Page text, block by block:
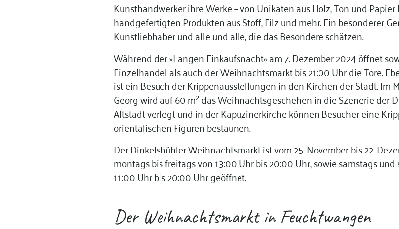
Kunsthandwerker ihre Werke – von Unikaten aus Holz, Ton und Papier
handgefertigten Produkten aus Stoff, Filz und mehr. Ein besonderer
Kunstliebhaber und alle und alle, die das Besondere schätzen.
Während der »Langen Einkaufsnacht« am 7. Dezember 2024 öffnet
Einzelhandel als auch der Weihnachtsmarkt bis 21:00 Uhr die Tore.
ist ein Besuch der Krippenausstellungen in den Kirchen der Stadt. Im
Georg wird auf 60 m² das Weihnachtsgeschehen in die Szenerie der
Altstadt verlegt und in der Kapuzinerkirche können Besucher eine
orientalischen Figuren bestaunen.
Der Dinkelsbühler Weihnachtsmarkt ist vom 25. November bis 22.
montags bis freitags von 13:00 Uhr bis 20:00 Uhr, sowie samstags
11:00 Uhr bis 20:00 Uhr geöffnet.
Der Weihnachtsmarkt in Feuchtwangen